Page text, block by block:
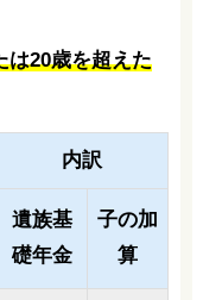
は20歳を超えた
内訳
遺族基
礎年金
子の加
算